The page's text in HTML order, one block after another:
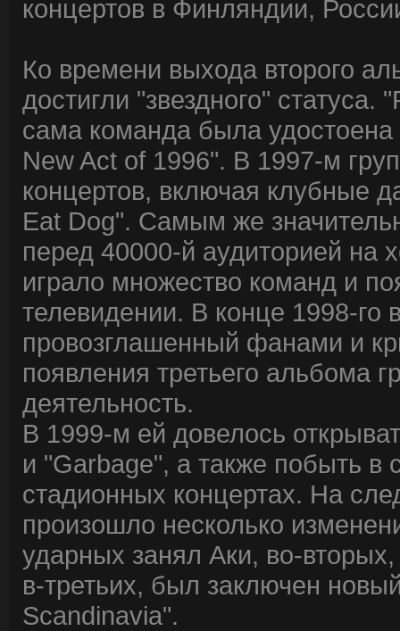
концертов в Финляндии,
Ко времени выхода второго
достигли "звездного"
сама команда была
New Act of 1996". В 1997-м
концертов, включая клубные
Eat Dog". Самым же
перед 40000-й аудиторией на
играло множество команд и
телевидении. В конце 1998-го
провозглашенный фанами и
появления третьего альбома
деятельность.
В 1999-м ей довелось
и "Garbage", а также побыть в
стадионных концертах. На
произошло несколько
ударных занял Аки, во-
в-третьих, был заключен
Scandinavia".